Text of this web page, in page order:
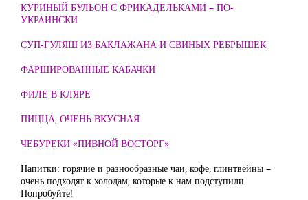
КУРИНЫЙ БУЛЬОН С ФРИКАДЕЛЬКАМИ – ПО-
УКРАИНСКИ
СУП-ГУЛЯШ ИЗ БАКЛАЖАНА И СВИНЫХ РЕБРЫШЕК
ФАРШИРОВАННЫЕ КАБАЧКИ
ФИЛЕ В КЛЯРЕ
ПИЦЦА, ОЧЕНЬ ВКУСНАЯ
ЧЕБУРЕКИ «ПИВНОЙ ВОСТОРГ»
Напитки: горячие и разнообразные чаи, кофе, глинтвейны –
очень подходят к холодам, которые к нам подступили.
Попробуйте!